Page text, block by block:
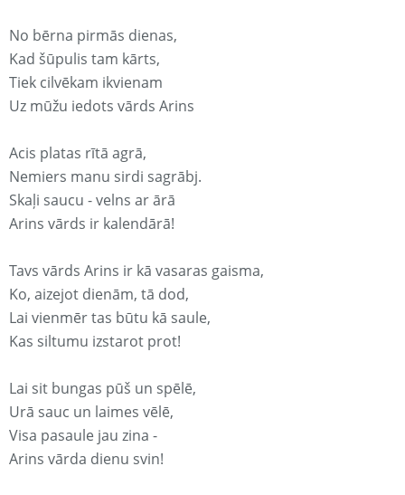
No bērna pirmās dienas,
Kad šūpulis tam kārts,
Tiek cilvēkam ikvienam
Uz mūžu iedots vārds Arins
Acis platas rītā agrā,
Nemiers manu sirdi sagrābj.
Skaļi saucu - velns ar ārā
Arins vārds ir kalendārā!
Tavs vārds Arins ir kā vasaras gaisma,
Ko, aizejot dienām, tā dod,
Lai vienmēr tas būtu kā saule,
Kas siltumu izstarot prot!
Lai sit bungas pūš un spēlē,
Urā sauc un laimes vēlē,
Visa pasaule jau zina -
Arins vārda dienu svin!